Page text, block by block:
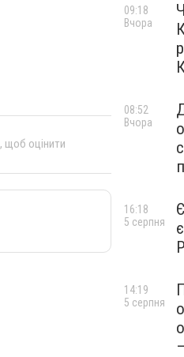
, щоб оцінити
09:18
Вчора
08:52
Вчора
16:18
5 серпня
14:19
5 серпня